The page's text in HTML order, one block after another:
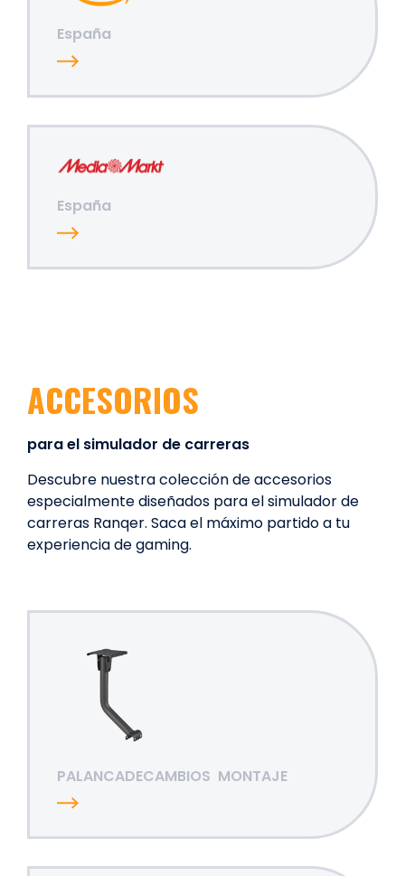
España
España
ACCESORIOS
para el simulador de carreras
Descubre nuestra colección de accesorios
especialmente diseñados para el simulador de
carreras Ranqer. Saca el máximo partido a tu
experiencia de gaming.
PALANCADECAMBIOS MONTAJE